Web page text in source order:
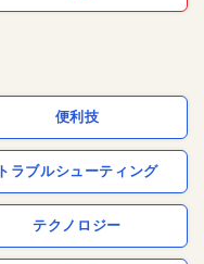
便利技
トラブルシューティング
テクノロジー